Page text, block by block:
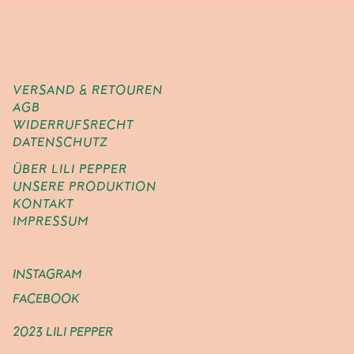
VERSAND & RETOUREN
AGB
WIDERRUFSRECHT
DATENSCHUTZ
ÜBER LILI PEPPER
UNSERE PRODUKTION
KONTAKT
IMPRESSUM
INSTAGRAM
FACEBOOK
2023 LILI PEPPER